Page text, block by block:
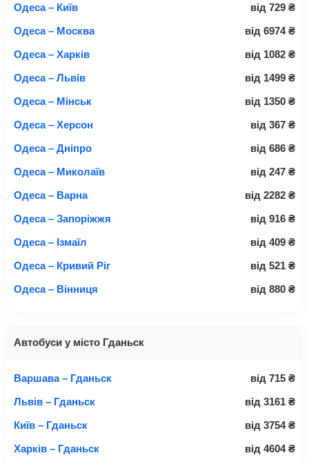
Одеса – Київ від 729 ₴
Одеса – Москва
від 6974 ₴
Одеса – Харків
від 1082 ₴
Одеса – Львів
від 1499 ₴
Одеса – Мінськ
від 1350 ₴
Одеса – Херсон
від 367 ₴
Одеса – Дніпро
від 686 ₴
Одеса – Миколаїв
від 247 ₴
Одеса – Варна
від 2282 ₴
Одеса – Запоріжжя
від 916 ₴
Одеса – Ізмаїл
від 409 ₴
Одеса – Кривий Ріг
від 521 ₴
Одеса – Вінниця
від 880 ₴
Автобуси у місто Гданьск
Варшава – Гданьск від 715 ₴
Львів – Гданьск
від 3161 ₴
Київ – Гданьск
від 3754 ₴
Харків – Гданьск
від 4604 ₴